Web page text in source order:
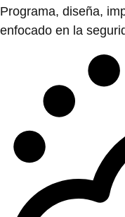
Programa, diseña,
enfocado en la